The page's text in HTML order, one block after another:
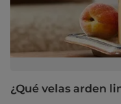
¿Qué velas arden